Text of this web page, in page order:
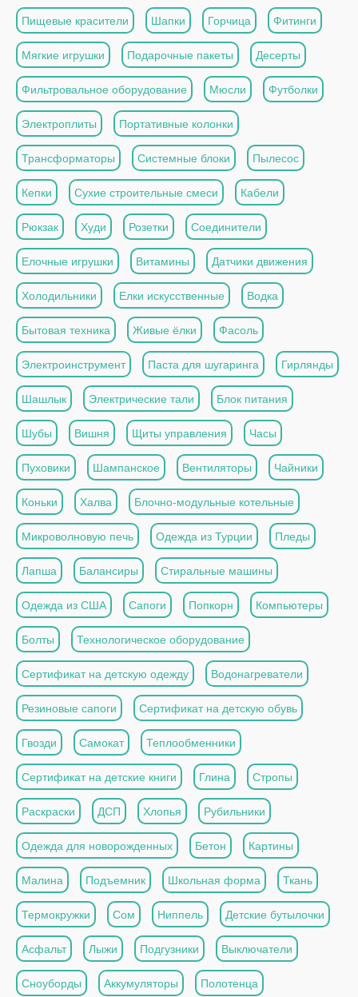
Пищевые красители Шапки Горчица Фитинги
Мягкие игрушки Подарочные пакеты Десерты
Фильтровальное оборудование Мюсли Футболки
Электроплиты Портативные колонки
Трансформаторы Системные блоки Пылесос
Кепки Сухие строительные смеси Кабели
Рюкзак Худи Розетки Соединители
Елочные игрушки Витамины Датчики движения
Холодильники Елки искусственные Водка
Бытовая техника Живые ёлки Фасоль
Электроинструмент Паста для шугаринга Гирлянды
Шашлык Электрические тали Блок питания
Шубы Вишня Щиты управления Часы
Пуховики Шампанское Вентиляторы Чайники
Коньки Халва Блочно-модульные котельные
Микроволновую печь Одежда из Турции Пледы
Лапша Балансиры Стиральные машины
Одежда из США Сапоги Попкорн Компьютеры
Болты Технологическое оборудование
Сертификат на детскую одежду Водонагреватели
Резиновые сапоги Сертификат на детскую обувь
Гвозди Самокат Теплообменники
Сертификат на детские книги Глина Стропы
Раскраски ДСП Хлопья Рубильники
Одежда для новорожденных Бетон Картины
Малина Подъемник Школьная форма Ткань
Термокружки Сом Ниппель Детские бутылочки
Асфальт Лыжи Подгузники Выключатели
Сноуборды Аккумуляторы Полотенца